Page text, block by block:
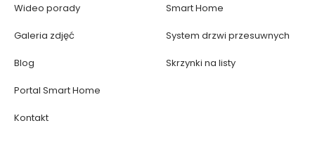
Wideo porady
Galeria zdjęć
Blog
Portal Smart Home
Kontakt
Smart Home
System drzwi przesuwnych
Skrzynki na listy